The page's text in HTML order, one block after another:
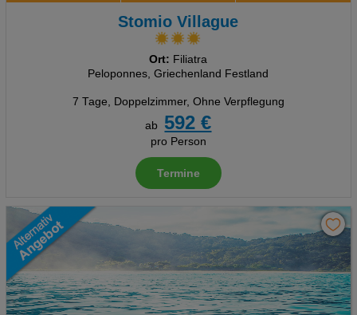
Stomio Villague
Ort: Filiatra
Peloponnes, Griechenland Festland
7 Tage, Doppelzimmer, Ohne Verpflegung
ab
592 €
pro Person
Termine